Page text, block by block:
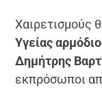
Χαιρετισμούς
Υγείας
Δημήτρης
εκπρόσωποι